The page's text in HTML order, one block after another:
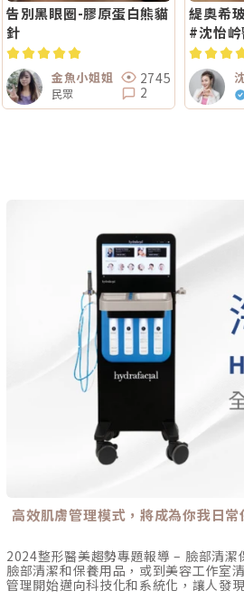
告別黑眼圈-膠原蛋白熊貓
針
金魚小姐姐
民眾
2745
2
緹奧希
#沈怡
高效肌膚管理模式，將成為你我日
2024整形醫美趨勢專題報導 – 臉部清
臉部清潔和保養用品，或到美容工作室
管理開始邁向科技化和系統化，讓人發